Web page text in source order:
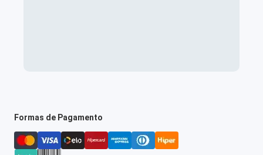
Formas de Pagamento